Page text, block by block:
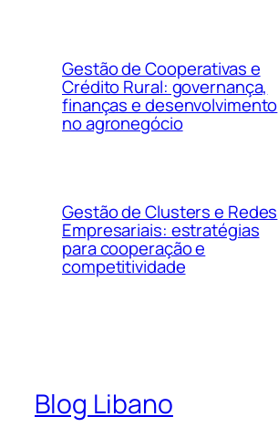
Gestão de Cooperativas e
Crédito Rural: governança,
finanças e desenvolvimento
no agronegócio
Gestão de Clusters e Redes
Empresariais: estratégias
para cooperação e
competitividade
Blog Libano